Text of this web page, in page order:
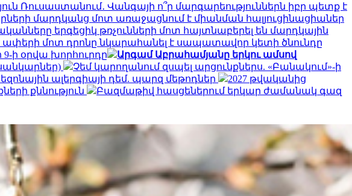
Վանգայի ո՞ր մարգարեություններն իբր պետք է
մարդկանց մոտ առաջացնում է միանման հալյուցինացիաներ
երգեցիկ թռչունների մոտ հայտնաբերել են մարդկային
մոտ դրոնը նկարահանել է սապատավոր կետի ծնունդը
ի օրվա խորհուրդը
Արգամ Աբրահամյանը երկու ամսով
Չեմ կարողանում զսպել արցունքներս. «Բանակում»-ի
ալերգիայի դեմ. պարզ մեթոդներ
2027 թվականից
քննություն
Բազմաթիվ հասցեներում երկար ժամանակ գազ